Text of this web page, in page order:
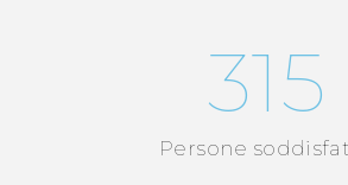
315
Persone